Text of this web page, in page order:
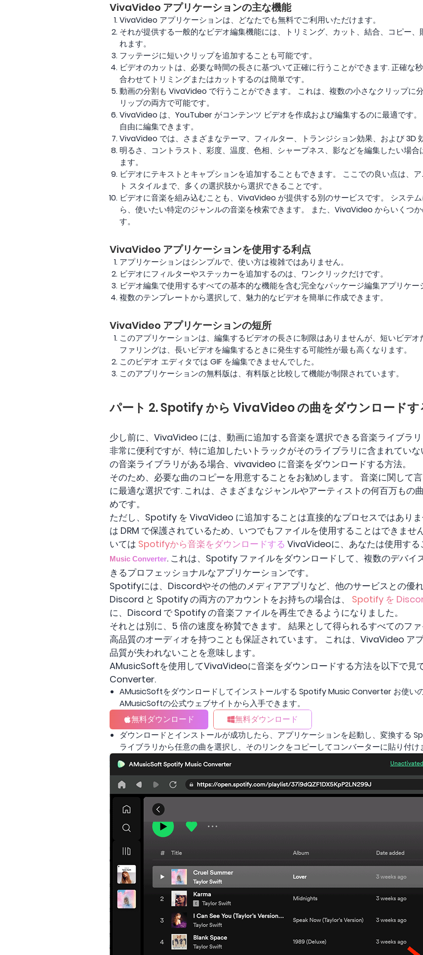
VivaVideo アプリケーションの主な機能
VivaVideo アプリケーションは、どなたでも無料でご利用いただけます。
それが提供する一般的なビデオ編集機能には、トリミング、カット、結合、コピー
れます。
フッテージに短いクリップを追加することも可能です。
ビデオのカットは、必要な時間の長さに基づいて正確に行うことができます. 正確な
合わせてトリミングまたはカットするのは簡単です。
動画の分割も VivaVideo で行うことができます。 これは、複数の小さなクリップに
リップの両方で可能です。
VivaVideo は、YouTuber がコンテンツ ビデオを作成および編集するのに最適です
自由に編集できます。
VivaVideo では、さまざまなテーマ、フィルター、トランジション効果、および 3D
明るさ、コントラスト、彩度、温度、色相、シャープネス、影などを編集したい場
ます。
ビデオにテキストとキャプションを追加することもできます。 ここでの良い点は、
ト スタイルまで、多くの選択肢から選択できることです。
ビデオに音楽を組み込むことも、VivaVideo が提供する別のサービスです。 システ
ら、使いたい特定のジャンルの音楽を検索できます。 また、VivaVideo からいくつ
す。
VivaVideo アプリケーションを使用する利点
アプリケーションはシンプルで、使い方は複雑ではありません。
ビデオにフィルターやステッカーを追加するのは、ワンクリックだけです。
ビデオ編集で使用するすべての基本的な機能を含む完全なパッケージ編集アプリケー
複数のテンプレートから選択して、魅力的なビデオを簡単に作成できます。
VivaVideo アプリケーションの短所
このアプリケーションは、編集するビデオの長さに制限はありませんが、短いビデ
ファリングは、長いビデオを編集するときに発生する可能性が最も高くなります。
このビデオ エディタでは GIF を編集できませんでした。
このアプリケーションの無料版は、有料版と比較して機能が制限されています。
パート 2. Spotify から VivaVideo の曲をダウンロードす
少し前に、VivaVideo には、動画に追加する音楽を選択できる音楽ライブラ
非常に便利ですが、特に追加したいトラックがそのライブラリに含まれてい
の音楽ライブラリがある場合、vivavideo に音楽をダウンロードする方法。
そのため、必要な曲のコピーを用意することをお勧めします。 音楽に関して
に最適な選択です. これは、さまざまなジャンルやアーティストの何百万もの
めです。
ただし、Spotify を VivaVideo に追加することは直接的なプロセスではあり
は DRM で保護されているため、いつでもファイルを使用することはできませ
いては Spotifyから音楽をダウンロードする VivaVideoに、あなたは使用する
Music Converter. これは、Spotify ファイルをダウンロードして、複数のデバイ
きるプロフェッショナルなアプリケーションです。
Spotifyには、Discordやその他のメディアアプリなど、他のサービスとの優
Discord と Spotify の両方のアカウントをお持ちの場合は、 Spotify を
に、Discord で Spotify の音楽ファイルを再生できるようになりました。
それとは別に、5 倍の速度を称賛できます。 結果として得られるすべてのフ
高品質のオーディオを持つことも保証されています。 これは、VivaVideo ア
品質が失われないことを意味します。
AMusicSoftを使用してVivaVideoに音楽をダウンロードする方法を以下で見
Converter.
AMusicSoftをダウンロードしてインストールする Spotify Music Converter お使い
AMusicSoftの公式ウェブサイトから入手できます。
無料ダウンロード
無料ダウンロード
ダウンロードとインストールが成功したら、アプリケーションを起動し、変換する
ライブラリから任意の曲を選択し、そのリンクをコピーしてコンバーターに貼り付け